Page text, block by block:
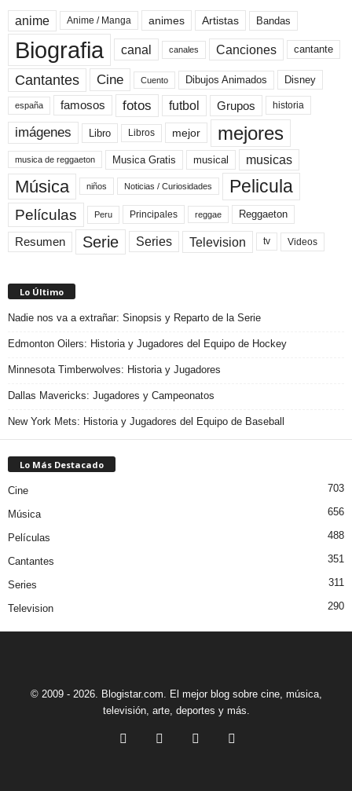
anime Anime / Manga animes Artistas Bandas
Biografia canal canales Canciones cantante
Cantantes Cine Cuento Dibujos Animados Disney
españa famosos fotos futbol Grupos historia
imágenes Libro Libros mejor mejores
musica de reggaeton Musica Gratis musical musicas
Música niños Noticias / Curiosidades Pelicula
Películas Peru Principales reggae Reggaeton
Resumen Serie Series Television tv Videos
Lo Último
Nadie nos va a extrañar: Sinopsis y Reparto de la Serie
Edmonton Oilers: Historia y Jugadores del Equipo de Hockey
Minnesota Timberwolves: Historia y Jugadores
Dallas Mavericks: Jugadores y Campeonatos
New York Mets: Historia y Jugadores del Equipo de Baseball
Lo Más Destacado
Cine 703
Música 656
Películas 488
Cantantes 351
Series 311
Television 290
© 2009 - 2026. Blogistar.com. El mejor blog sobre cine, música,
televisión, arte, deportes y más.